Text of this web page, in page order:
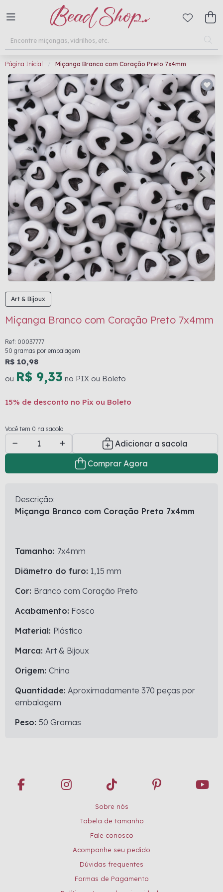
Página Inicial Miçanga Branco com Coração Preto 7x4mm
Art & Bijoux
Miçanga Branco com Coração Preto 7x4mm
Ref: 00037777
50 gramas por embalagem
R$ 10,98
ou R$ 9,33 no PIX ou Boleto
15% de desconto no Pix ou Boleto
Você tem 0 na sacola
Adicionar a sacola
Comprar Agora
Descrição:
Miçanga Branco com Coração Preto 7x4mm
Tamanho: 7x4mm
Diâmetro do furo: 1,15 mm
Cor: Branco com Coração Preto
Acabamento: Fosco
Material: Plástico
Marca: Art & Bijoux
Origem: China
Quantidade: Aproximadamente 370 peças por
embalagem
Peso: 50 Gramas
Sobre nós
Tabela de tamanho
Fale conosco
Acompanhe seu pedido
Dúvidas frequentes
Formas de Pagamento